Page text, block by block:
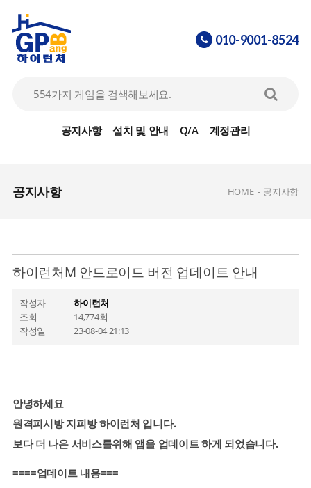
공지사항 설치 및 안내 Q/A 계정관리
010-9001-8524
공지사항 HOME - 공지사항
하이런처M 안드로이드 버전 업데이트 안내
작성자
하이런처
조회
14,774회
작성일
23-08-04 21:13
안녕하세요
원격피시방 지피방 하이런처 입니다.
보다 더 나은 서비스를위해 앱을 업데이트 하게 되었습니다.
====업데이트 내용===